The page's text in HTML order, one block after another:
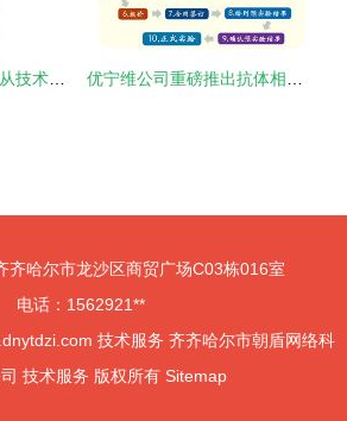
齐哈尔市龙沙区商贸广场C03栋016室
电话：1562921**
技术服务 齐齐哈尔市朝盾网络科
技术服务 版权所有 Sitemap